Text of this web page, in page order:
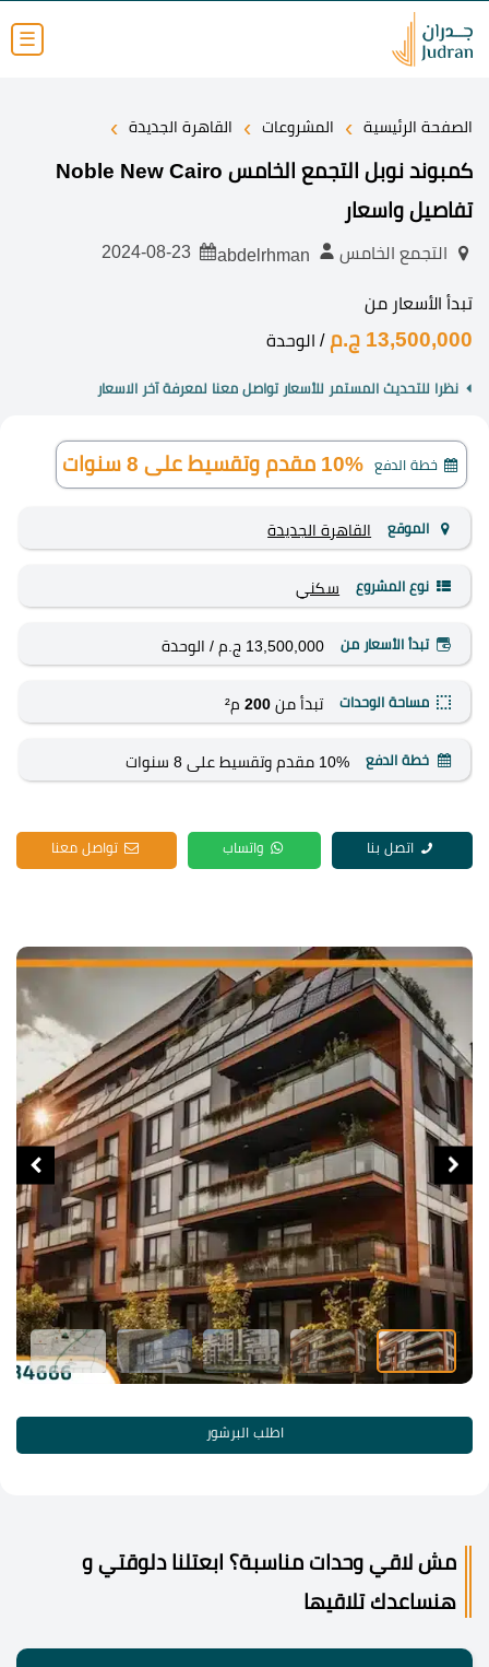
☰
الصفحة الرئيسية › المشروعات › القاهرة الجديدة ›
كمبوند نوبل التجمع الخامس Noble New Cairo
تفاصيل واسعار
التجمع الخامس
تبدأ الأسعار من
13,500,000 ج.م / الوحدة
نظرا للتحديث المستمر للأسعار تواصل معنا لمعرفة آخر الاسعار
خطة الدفع 10% مقدم وتقسيط على 8 سنوات
الموقع القاهرة الجديدة
نوع المشروع سكني
تبدأ الأسعار من 13,500,000 ج.م / الوحدة
مساحة الوحدات تبدأ من 200م²
خطة الدفع 10% مقدم وتقسيط على 8 سنوات
اتصل بنا واتساب تواصل معنا
اطلب البرشور
مش لاقي وحدات مناسبة؟ ابعتلنا دلوقتي و
هنساعدك تلاقيها